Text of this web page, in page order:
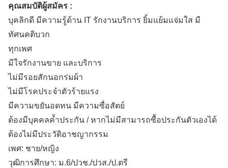
คุณสมบัติผู้สมัคร :
บุคลิกดี มีความรู้ด้าน IT รักงานบริการ ยิ้มแย้มแจ่มใส มี
ทัศนคติบวก
ทุกเพศ
มีใจรักงานขาย และบริการ
ไม่มีรอยสักนอกร่มผ้า
ไม่มีโรคประจำตัวร้ายแรง
มีความขยันอดทน มีความซื่อสัตย์
ต้องมีบุคคลค้ำประกัน / หากไม่มีสามารถซื้อประกันตัวเองได้
ต้องไม่มีประวัติอาชญากรรม
เพศ: ชาย/หญิง
วุฒิการศึกษา: ม.6/ปวช./ปวส./ป.ตรี